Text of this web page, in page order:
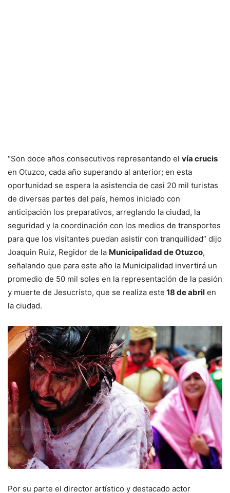
“Son doce años consecutivos representando el vía crucis
en Otuzco, cada año superando al anterior; en esta
oportunidad se espera la asistencia de casi 20 mil turistas
de diversas partes del país, hemos iniciado con
anticipación los preparativos, arreglando la ciudad, la
seguridad y la coordinación con los medios de transportes
para que los visitantes puedan asistir con tranquilidad” dijo
Joaquin Ruiz, Regidor de la Municipalidad de Otuzco,
señalando que para este año la Municipalidad invertirá un
promedio de 50 mil soles en la representación de la pasión
y muerte de Jesucristo, que se realiza este 18 de abril en
la ciudad.
Por su parte el director artístico y destacado actor